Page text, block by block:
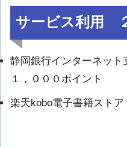
サービス利用
静岡銀行インターネッ
１，０００ポイント
楽天kobo電子書籍スト